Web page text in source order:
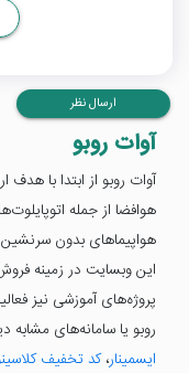
ارسال نظر
آوات روبو
آوات روبو از ابتدا با
هوافضا از جمله
هواپیماهای بدون
این وبسایت در زمینه
پروژه‌های آموزشی نیز
روبو یا سامانه‌های مشابه
ایسمینار،کد تخفیف